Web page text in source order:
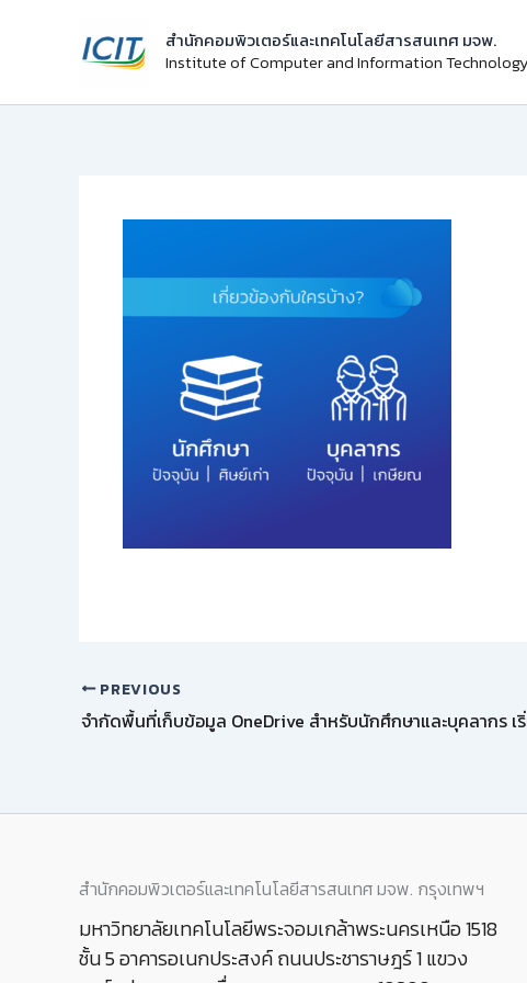
สำนักคอมพิวเตอร์และเทคโนโลยีสารสนเทศ มจพ.
Institute of Computer and Information Technology
PREVIOUS
สำนักคอมพิวเตอร์และเทคโนโลยีสารสนเทศ มจพ. กรุงเทพฯ
มหาวิทยาลัยเทคโนโลยีพระจอมเกล้าพระนครเหนือ 1518
ชั้น 5 อาคารอเนกประสงค์ ถนนประชาราษฎร์ 1 แขวง